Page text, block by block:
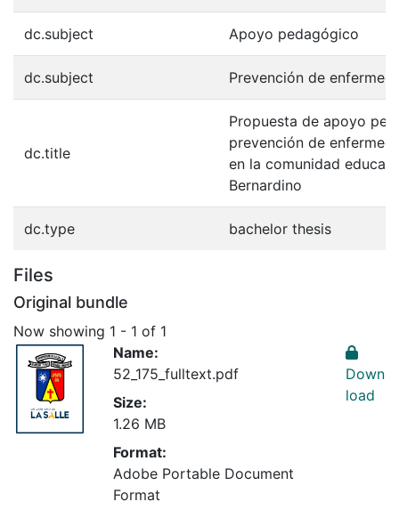
dc.subject Apoyo pedagógico
dc.subject Prevención de
dc.title
Propuesta de apoyo
prevención de
en la comunidad
Bernardino
dc.type bachelor thesis
Files
Original bundle
Now showing 1 - 1 of 1
Name:
52_175_fulltext.pdf
Size:
1.26 MB
Format:
Adobe Portable Document
Format
Down
load